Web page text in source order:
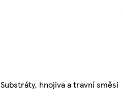
Substráty, hnojiva a travní směsi